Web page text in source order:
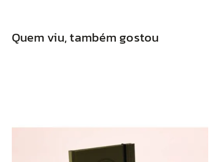
Quem viu, também gostou